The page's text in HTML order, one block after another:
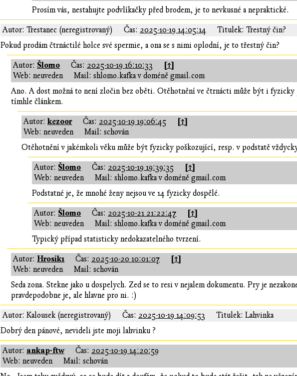
Prosím vás, nestahujte podvlíkačky před brodem, je to nevkusné a nepraktické.
Autor: Trestanec (neregistrovaný) Čas: 2025-10-19 14:05:14
Titulek: Trestný čin?
Pokud prodám čtrnáctilé holce své spermie, a ona se s nimi oplodní, je to třestný čin?
Autor: Šlomo Čas: 2025-10-19 16:10:33 [↑]
Web: neuveden
Mail: shlomo.kafka v doméně gmail.com
Ano. A dost možná to není zločin bez oběti. Otěhotnění ve čtrnácti může být i
tímhle článkem.
Autor:kezoor Čas: 2025-10-19 19:06:45 [↑]
Web: neuveden
Mail: schován
Otěhotnění v jakémkoli věku může být fyzicky poškozující, resp. v podstatě
Autor: Šlomo Čas: 2025-10-19 19:39:35 [↑]
Web: neuveden
Mail: shlomo.kafka v doméně gmail.com
Podstatné je, že mnohé ženy nejsou ve 14 fyzicky dospělé.
Autor: Šlomo Čas: 2025-10-21 21:22:47 [↑]
Web: neuveden
Mail: shlomo.kafka v doméně gmail.com
Typický případ statisticky nedokazatelného tvrzení.
Autor:Hrosik1 Čas: 2025-10-20 10:01:07 [↑]
Web: neuveden
Mail: schován
Seda zona. Stekne jako u dospelych. Zed se to resi v nejalem dokumentu. Pry je
pravdepodobne je, ale hlavne pro ni. :)
Autor: Kalousek (neregistrovaný) Čas: 2025-10-19 14:09:53
Titulek: Lahvinka
Dobrý den pánové, nevideli jste moji lahvinku ?
Autor: ankap-ftw Čas: 2025-10-19 14:20:59
Web: neuveden
Mail: schován